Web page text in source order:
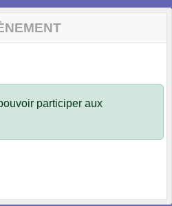
participer aux